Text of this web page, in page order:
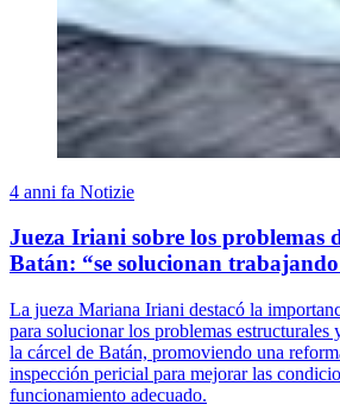
4 anni fa Notizie
Jueza Iriani sobre los problemas
Batán: “se solucionan
La jueza Mariana Iriani destacó la
para solucionar los problemas estructurales
la cárcel de Batán, promoviendo una
inspección pericial para mejorar las
funcionamiento adecuado.